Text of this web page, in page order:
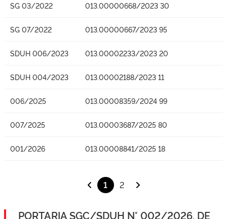
SG 03/2022 013.00000668/2023 30
SG 07/2022 013.00000667/2023 95
SDUH 006/2023 013.00002233/2023 20
SDUH 004/2023 013.00002188/2023 11
006/2025 013.00008359/2024 99
007/2025 013.00003687/2025 80
001/2026 013.00008841/2025 18
1 2
PORTARIA SGC/SDUH N° 002/2026, DE